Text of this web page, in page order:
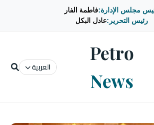
مجلس الإدارة:فاطمة الفار
رئيس التحرير:عادل البكل
Petro
News
العربية